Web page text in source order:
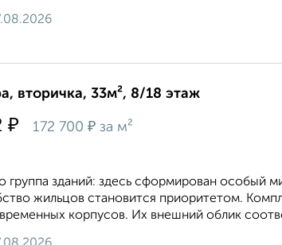
вторичка, 33м², 8/18 этаж
₽ 172 700 ₽ за м²
группа зданий: здесь сформирован особый
жильцов становится приоритетом.
корпусов. Их внешний облик